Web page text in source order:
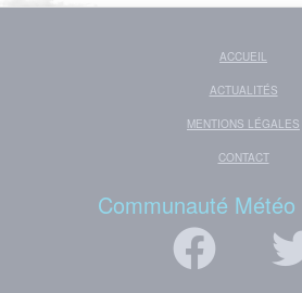
ACCUEIL
ACTUALITÉS
MENTIONS LÉGALES
CONTACT
Communauté